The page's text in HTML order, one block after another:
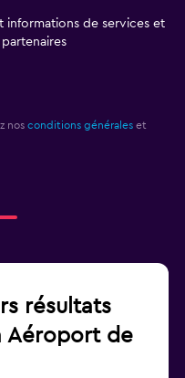
informations de services et
nos conditions générales et
résultats
Aéroport de